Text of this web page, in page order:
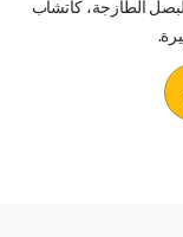
الطازجة، كاتشاب